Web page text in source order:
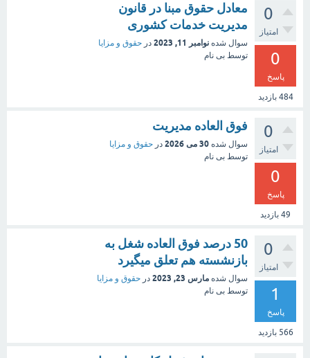
0
امتیاز
0
پاسخ
484 بازدید
معادل حقوق مبنا در قانون
مدیریت خدمات کشوری
سوال شده نوامبر 11, 2023 در حقوق و مزایا
توسط بی نام
0
امتیاز
0
پاسخ
49 بازدید
فوق العاده مدیریت
سوال شده 30 می 2026 در حقوق و مزایا
توسط بی نام
0
امتیاز
1
پاسخ
566 بازدید
50 درصد فوق العاده شغل به
بازنشسته هم تعلق میگیرد
سوال شده مارس 23, 2023 در حقوق و مزایا
توسط بی نام